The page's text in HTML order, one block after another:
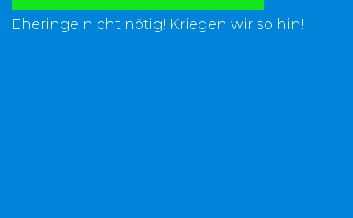
Eheringe nicht nötig! Kriegen wir so hin!